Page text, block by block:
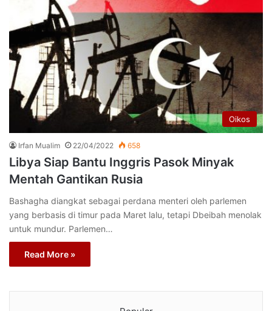
Oikos
Irfan Mualim 22/04/2022 658
Libya Siap Bantu Inggris Pasok Minyak
Mentah Gantikan Rusia
Bashagha diangkat sebagai perdana menteri oleh parlemen
yang berbasis di timur pada Maret lalu, tetapi Dbeibah menolak
untuk mundur. Parlemen…
Read More »